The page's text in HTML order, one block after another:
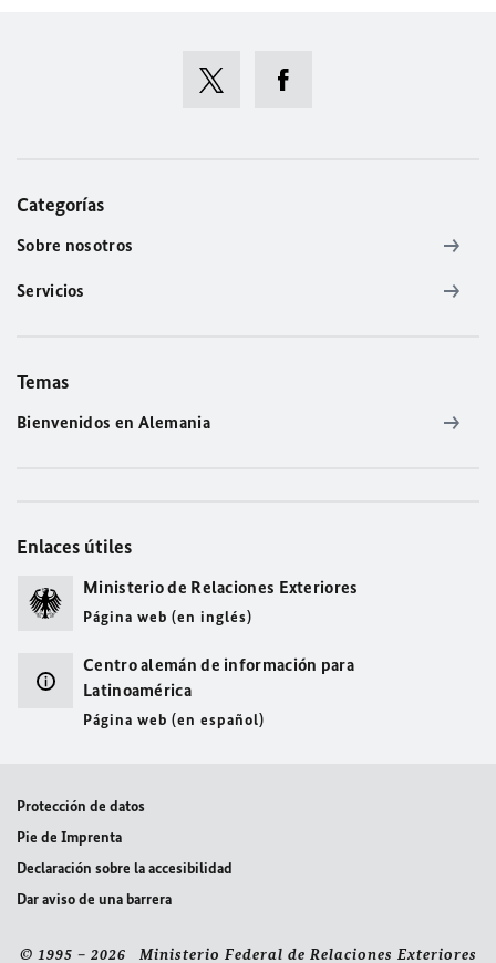
Categorías
Sobre nosotros
Servicios
Temas
Bienvenidos en Alemania
Enlaces útiles
Ministerio de Relaciones Exteriores
Página web (en inglés)
Centro alemán de información para
Latinoamérica
Página web (en español)
Protección de datos
Pie de Imprenta
Declaración sobre la accesibilidad
Dar aviso de una barrera
© 1995 – 2026 Ministerio Federal de Relaciones Exteriores